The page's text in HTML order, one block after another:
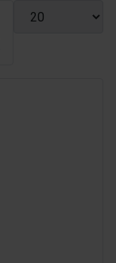
Anzeige #